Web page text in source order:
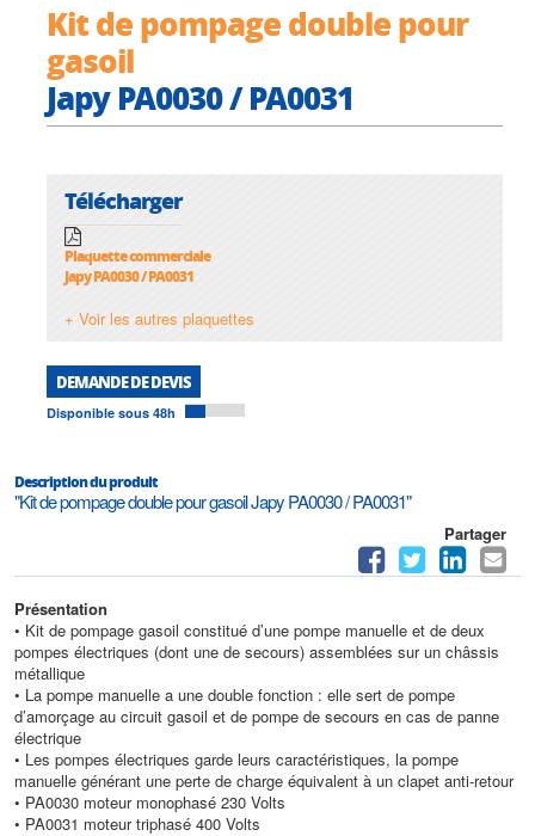
Kit de pompage double pour
gasoil
Japy PA0030 / PA0031
Télécharger
Plaquette commerciale
Japy PA0030 / PA0031
+ Voir les autres plaquettes
DEMANDE DE DEVIS
Disponible sous 48h
Description du produit
"Kit de pompage double pour gasoil Japy PA0030 / PA0031"
Partager
Présentation
• Kit de pompage gasoil constitué d’une pompe manuelle et de deux
pompes électriques (dont une de secours) assemblées sur un châssis
métallique
• La pompe manuelle a une double fonction : elle sert de pompe
d’amorçage au circuit gasoil et de pompe de secours en cas de panne
électrique
• Les pompes électriques garde leurs caractéristiques, la pompe
manuelle générant une perte de charge équivalent à un clapet anti-retour
• PA0030 moteur monophasé 230 Volts
• PA0031 moteur triphasé 400 Volts